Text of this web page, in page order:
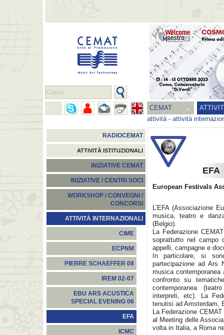
CEMAT
attività- attività
RADIOCEMAT
ATTIVITÀ ISTITUZIONALI
INIZIATIVE CEMAT
INIZIATIVE / CENTRI SOCI
WORKSHOP / CONVEGNI /
CONCORSI
ATTIVITÀ INTERNAZIONALI
CIME
ECPNM
PIERRE SCHAEFFER 08
IREM 02-07
EBU ARS ACUSTICA
SPECIAL EVENING 06
EFA
ICMC
EFA
European Festivals
L’EFA (Associazione
musica, teatro e
(Belgio).
La Federazione
soprattutto nel campo
appelli, campagne e
In particolare, si
partecipazione ad Ars
musica contemporanea
confronto su
contemporanea
interpreti, etc). La
tenutisi ad Amsterdam,
La Federazione
al Meeting delle
volta in Italia, a Roma